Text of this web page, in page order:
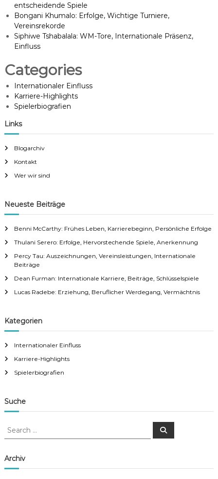
entscheidende Spiele
Bongani Khumalo: Erfolge, Wichtige Turniere,
Vereinsrekorde
Siphiwe Tshabalala: WM-Tore, Internationale Präsenz,
Einfluss
Categories
Internationaler Einfluss
Karriere-Highlights
Spielerbiografien
Links
Blogarchiv
Kontakt
Wer wir sind
Neueste Beiträge
Benni McCarthy: Frühes Leben, Karrierebeginn, Persönliche Erfolge
Thulani Serero: Erfolge, Hervorstechende Spiele, Anerkennung
Percy Tau: Auszeichnungen, Vereinsleistungen, Internationale
Beiträge
Dean Furman: Internationale Karriere, Beiträge, Schlüsselspiele
Lucas Radebe: Erziehung, Beruflicher Werdegang, Vermächtnis
Kategorien
Internationaler Einfluss
Karriere-Highlights
Spielerbiografien
Suche
S
r
c
S
Archiv